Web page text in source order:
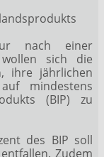
nach einer
sich die
ihre jährlichen
mindestens
(BIP) zu
des BIP soll
Zudem